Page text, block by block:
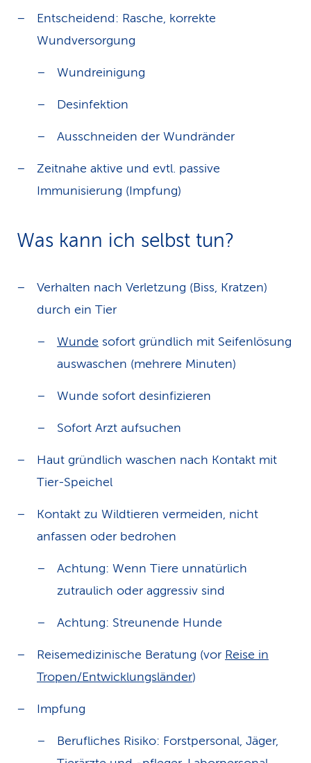
Entscheidend: Rasche, korrekte
Wundversorgung
Wundreinigung
Desinfektion
Ausschneiden der Wundränder
Zeitnahe aktive und evtl. passive
Immunisierung (Impfung)
Was kann ich selbst tun?
Verhalten nach Verletzung (Biss, Kratzen)
durch ein Tier
Wunde sofort gründlich mit Seifenlösung
auswaschen (mehrere Minuten)
Wunde sofort desinfizieren
Sofort Arzt aufsuchen
Haut gründlich waschen nach Kontakt mit
Tier-Speichel
Kontakt zu Wildtieren vermeiden, nicht
anfassen oder bedrohen
Achtung: Wenn Tiere unnatürlich
zutraulich oder aggressiv sind
Achtung: Streunende Hunde
Reisemedizinische Beratung (vor Reise in
Tropen/Entwicklungsländer)
Impfung
Berufliches Risiko: Forstpersonal, Jäger,